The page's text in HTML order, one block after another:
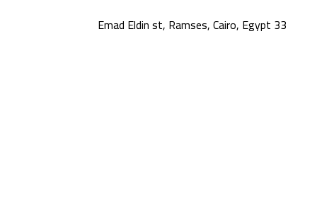
33 Emad Eldin st, Ramses, Cairo, Egypt